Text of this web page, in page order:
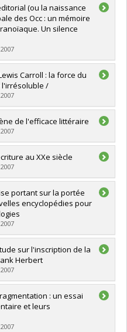
(ou la naissance
des Occ : un mémoire
Un silence
Carroll : la force du
/
de l'efficace littéraire
au XXe siècle
portant sur la portée
encyclopédies pour
sur l'inscription de la
Herbert
: un essai
et leurs